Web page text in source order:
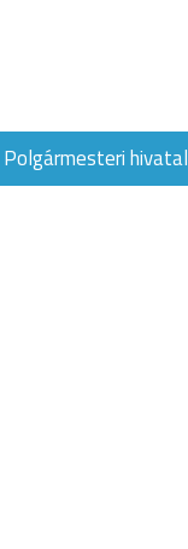
Polgármesteri hivatal